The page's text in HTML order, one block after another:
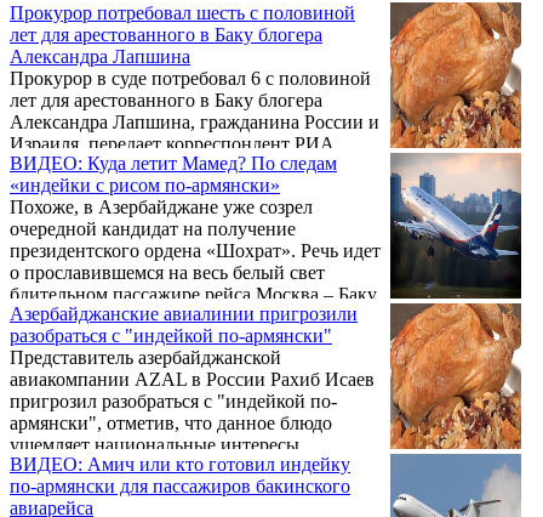
Прокурор потребовал шесть с половиной
лет для арестованного в Баку блогера
Александра Лапшина
Прокурор в суде потребовал 6 с половиной
лет для арестованного в Баку блогера
Александра Лапшина, гражданина России и
Израиля, передает корреспондент РИА
Новости из зала Бакинского суда по тяжким
преступлениям.
ВИДЕО: Куда летит Мамед? По следам
«индейки с рисом по-армянски»
Похоже, в Азербайджане уже созрел
очередной кандидат на получение
президентского ордена «Шохрат». Речь идет
о прославившемся на весь белый свет
бдительном пассажире рейса Москва – Баку,
геройски разоблачившем провокацию
авиакомпании «Аэрофлот» и
предотвратившем поругание чести и
достоинства национальной требухи.
Азербайджанские авиалинии пригрозили
разобраться с "индейкой по-армянски"
Представитель азербайджанской
авиакомпании AZAL в России Рахиб Исаев
пригрозил разобраться с "индейкой по-
армянски", отметив, что данное блюдо
ущемляет национальные интересы
азербайджанцев. Эта информация
появилась накануне в ряде
азербайджанских СМИ.
ВИДЕО: Амич или кто готовил индейку
по-армянски для пассажиров бакинского
авиарейса